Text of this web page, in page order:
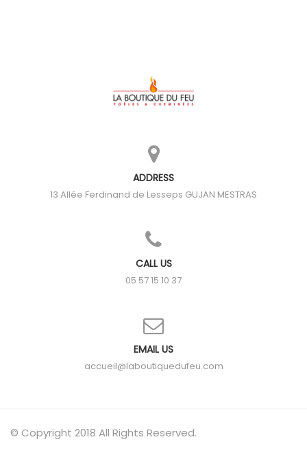
ADDRESS
13 Allée Ferdinand de Lesseps GUJAN MESTRAS
CALL US
05 57 15 10 37
EMAIL US
accueil@laboutiquedufeu.com
© Copyright 2018 All Rights Reserved.